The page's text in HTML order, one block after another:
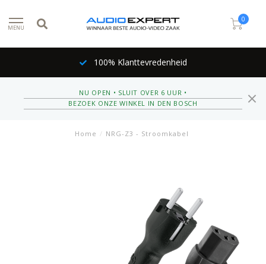
MENU
0
100% Klanttevredenheid
NU OPEN • SLUIT OVER 6 UUR •
BEZOEK ONZE WINKEL IN DEN BOSCH
Home / NRG-Z3 - Stroomkabel